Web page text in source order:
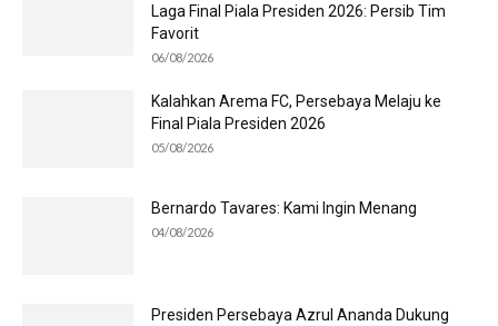
Laga Final Piala Presiden 2026: Persib Tim
Favorit
06/08/2026
Kalahkan Arema FC, Persebaya Melaju ke
Final Piala Presiden 2026
05/08/2026
Bernardo Tavares: Kami Ingin Menang
04/08/2026
Presiden Persebaya Azrul Ananda Dukung